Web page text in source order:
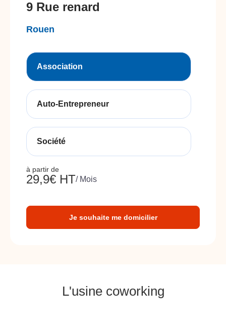
9 Rue renard
Rouen
Association
Auto-Entrepreneur
Société
à partir de
29,9€ HT/ Mois
Je souhaite me domicilier
L'usine coworking